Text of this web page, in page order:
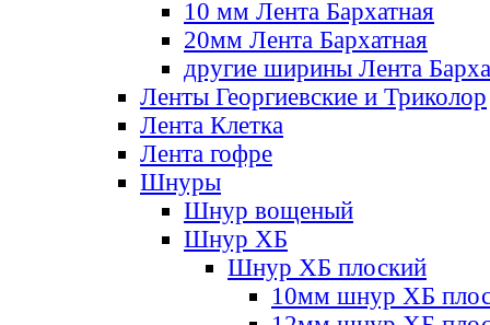
10 мм Лента Бархатная
20мм Лента Бархатная
другие ширины Лента
Ленты Георгиевские и Триколор
Лента Клетка
Лента гофре
Шнуры
Шнур вощеный
Шнур ХБ
Шнур ХБ плоский
10мм шнур ХБ